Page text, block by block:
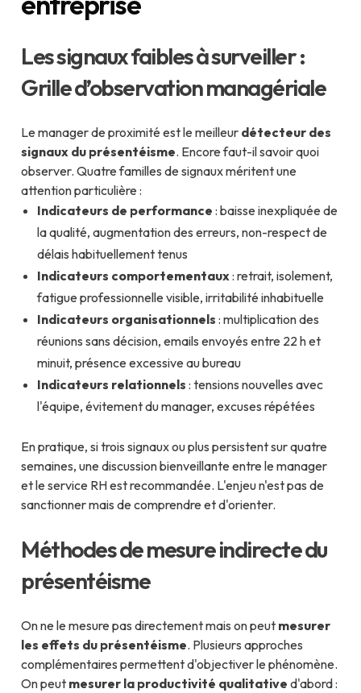
Les signaux faibles à surveiller :
Grille d’observation managériale
Le manager de proximité est le meilleur détecteur des
signaux du présentéisme. Encore faut-il savoir quoi
observer. Quatre familles de signaux méritent une
attention particulière :
Indicateurs de performance : baisse inexpliquée de
la qualité, augmentation des erreurs, non-respect de
délais habituellement tenus
Indicateurs comportementaux : retrait, isolement,
fatigue professionnelle visible, irritabilité inhabituelle
Indicateurs organisationnels : multiplication des
réunions sans décision, emails envoyés entre 22 h et
minuit, présence excessive au bureau
Indicateurs relationnels : tensions nouvelles avec
l'équipe, évitement du manager, excuses répétées
En pratique, si trois signaux ou plus persistent sur quatre
semaines, une discussion bienveillante entre le manager
et le service RH est recommandée. L'enjeu n'est pas de
sanctionner mais de comprendre et d'orienter.
Méthodes de mesure indirecte du
présentéisme
On ne le mesure pas directement mais on peut mesurer
les effets du présentéisme. Plusieurs approches
complémentaires permettent d'objectiver le phénomène.
On peut mesurer la productivité qualitative d'abord :